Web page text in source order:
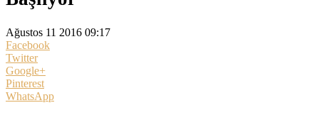
Ağustos 11 2016 09:17
Facebook
Twitter
Google+
Pinterest
WhatsApp